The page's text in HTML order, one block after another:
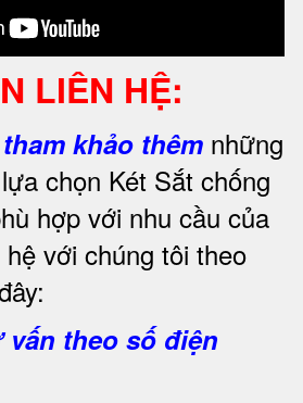
LIÊN HỆ:
khảo thêm những
chọn Két Sắt chống
hợp với nhu cầu của
với chúng tôi theo
theo số điện